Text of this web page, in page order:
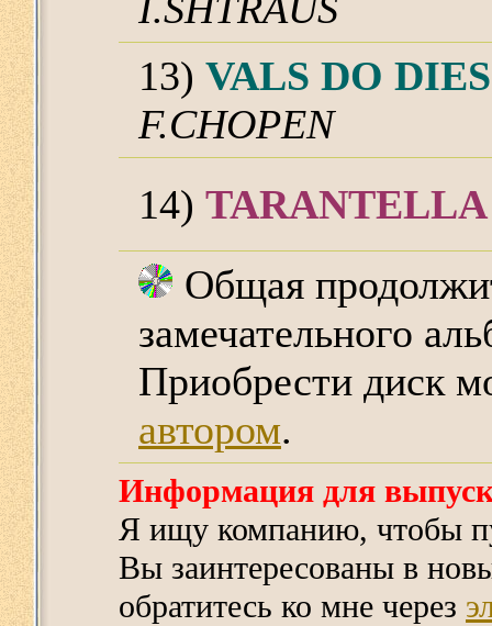
13) VALS DO
F.CHOPEN
14) TARANTELLA
Общая
замечательного
Приобрести диск
автором.
Информация для
Я ищу компанию, чтобы
Вы заинтересованы в
обратитесь ко мне через